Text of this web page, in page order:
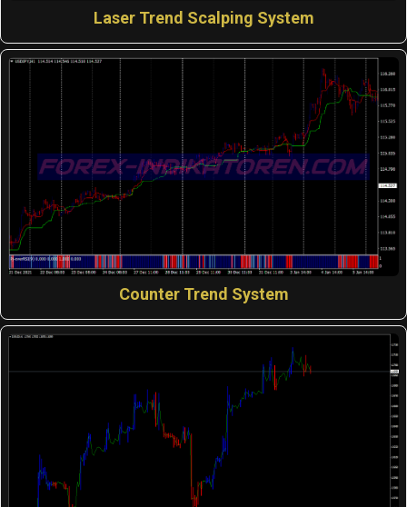
Laser Trend Scalping System
Counter Trend System